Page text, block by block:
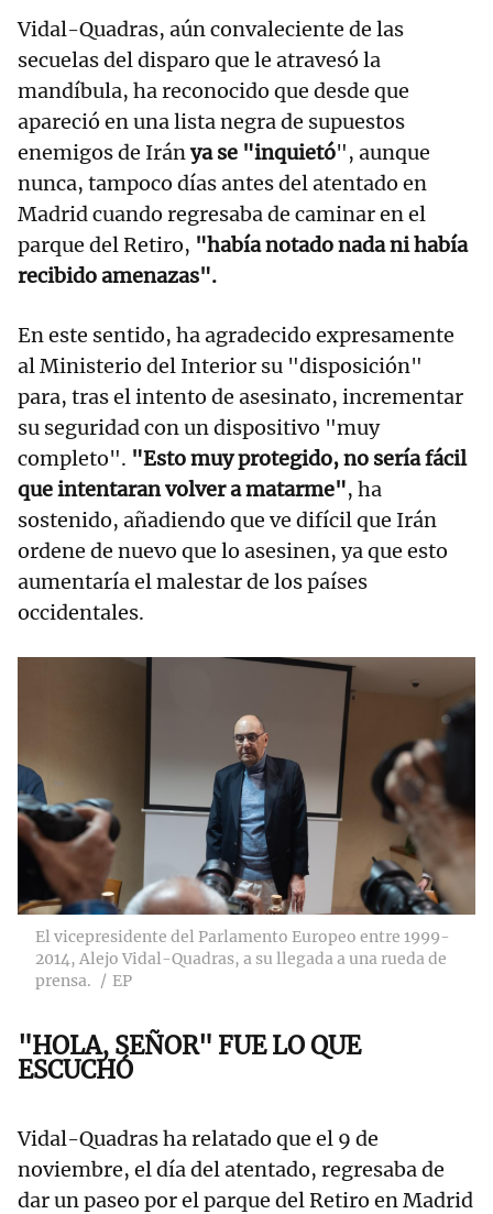
Vidal-Quadras, aún convaleciente de las
secuelas del disparo que le atravesó la
mandíbula, ha reconocido que desde que
apareció en una lista negra de supuestos
enemigos de Iránya se "inquietó", aunque
nunca, tampoco días antes del atentado en
Madrid cuando regresaba de caminar en el
parque del Retiro, "había notado nada ni había
recibido amenazas".
En este sentido, ha agradecido expresamente
al Ministerio del Interior su "disposición"
para, tras el intento de asesinato, incrementar
su seguridad con un dispositivo "muy
completo". "Esto muy protegido, no sería fácil
que intentaran volver a matarme", ha
sostenido, añadiendo que ve difícil que Irán
ordene de nuevo que lo asesinen, ya que esto
aumentaría el malestar de los países
occidentales.
El vicepresidente del Parlamento Europeo entre 1999-
2014, Alejo Vidal-Quadras, a su llegada a una rueda de
prensa.
EP
"HOLA, SEÑOR" FUE LO QUE
ESCUCHÓ
Vidal-Quadras ha relatado que el 9 de
noviembre, el día del atentado, regresaba de
dar un paseo por el parque del Retiro en Madrid